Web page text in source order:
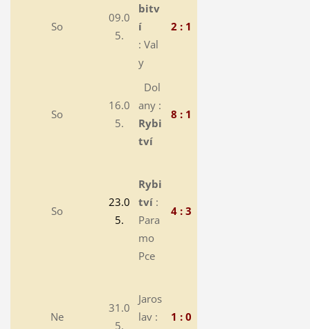
So
09.0
5.
bitv
í
: Val
y
2 : 1
So
16.0
5.
Dol
any :
Rybi
tví
8 : 1
So
23.0
5.
Rybi
tví:
Para
mo
Pce
4 : 3
Ne
31.0
5.
Jaros
lav :
1 : 0